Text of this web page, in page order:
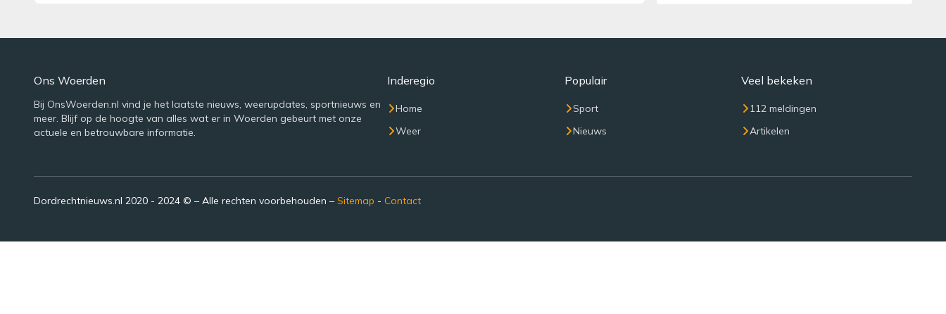
Ons Woerden
Bij OnsWoerden.nl vind je het laatste nieuws, weerupdates, sportnieuws en
meer. Blijf op de hoogte van alles wat er in Woerden gebeurt met onze
actuele en betrouwbare informatie.
Inderegio
Home
Weer
Populair
Sport
Nieuws
Veel bekeken
112 meldingen
Artikelen
Dordrechtnieuws.nl 2020 - 2024 © – Alle rechten voorbehouden – Sitemap - Contact